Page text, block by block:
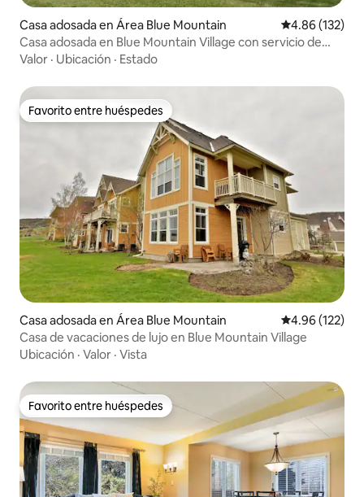
Casa adosada en Área Blue Mountain Calificación
4.86 (132)
Casa adosada en Blue Mountain Village con servicio de
transporte gratuito
Valor · Ubicación · Estado
Favorito entre huéspedes
Favorito entre huéspedes
Casa adosada en Área Blue Mountain Calificación
4.96 (122)
Casa de vacaciones de lujo en Blue Mountain Village
Ubicación · Valor · Vista
Favorito entre huéspedes
Favorito entre huéspedes